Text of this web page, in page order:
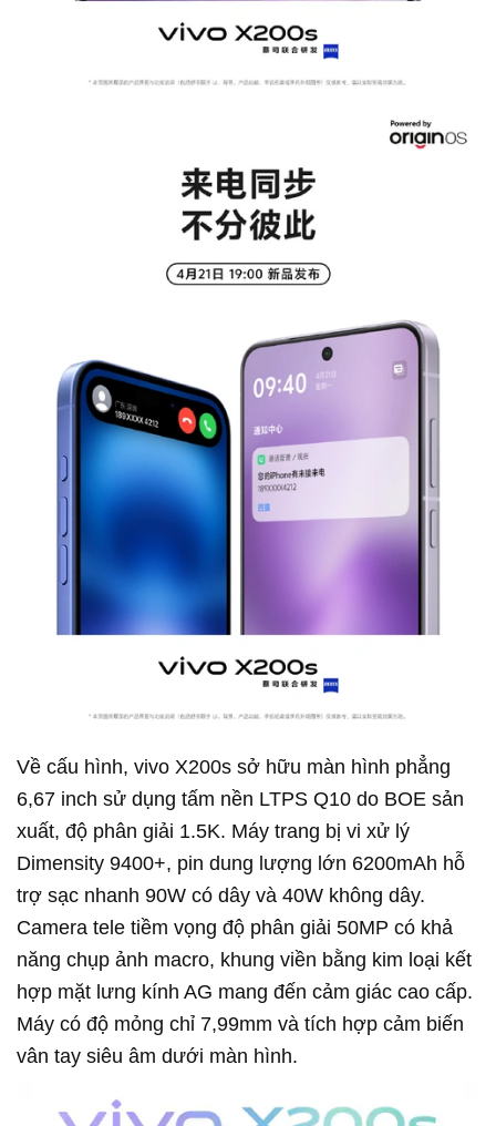
Về cấu hình, vivo X200s sở hữu màn hình phẳng
6,67 inch sử dụng tấm nền LTPS Q10 do BOE sản
xuất, độ phân giải 1.5K. Máy trang bị vi xử lý
Dimensity 9400+, pin dung lượng lớn 6200mAh hỗ
trợ sạc nhanh 90W có dây và 40W không dây.
Camera tele tiềm vọng độ phân giải 50MP có khả
năng chụp ảnh macro, khung viền bằng kim loại kết
hợp mặt lưng kính AG mang đến cảm giác cao cấp.
Máy có độ mỏng chỉ 7,99mm và tích hợp cảm biến
vân tay siêu âm dưới màn hình.